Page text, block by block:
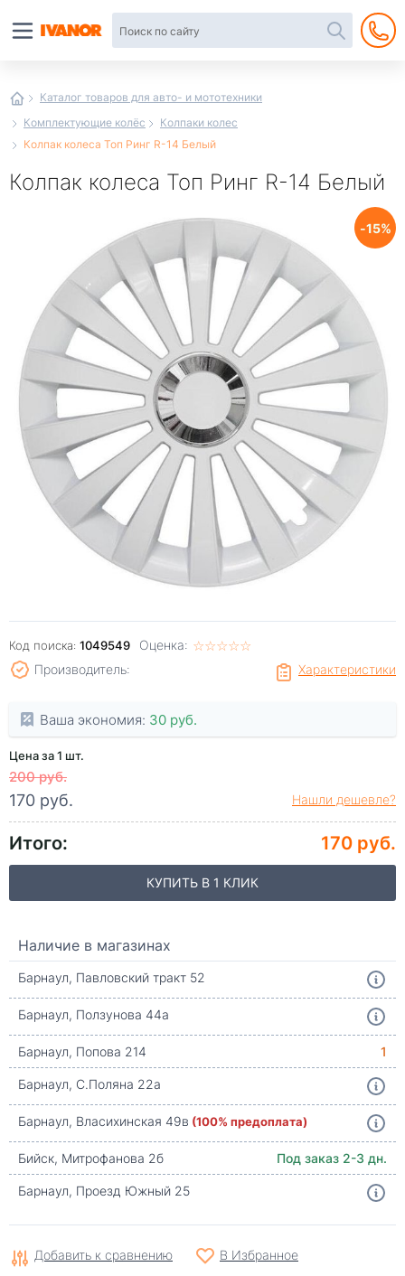
Каталог товаров для авто- и мототехники
Комплектующие колёс
Колпаки колес
Колпак колеса Топ Ринг R-14 Белый
Колпак колеса Топ Ринг R-14 Белый
15
Код поиска: 1049549 Оценка: ☆☆☆☆☆
★★★★★
Характеристики
Производитель:
Ваша экономия: 30 руб.
Цена за 1 шт.
200 руб.
170 руб. Нашли дешевле?
Итого: 170 руб.
КУПИТЬ В 1 КЛИК
Наличие в магазинах
Барнаул, Павловский тракт 52
Барнаул, Ползунова 44а
Барнаул, Попова 214
1
Барнаул, С.Поляна 22а
Барнаул, Власихинская 49в (100% предоплата)
Бийск, Митрофанова 2б
Под заказ 2-3 дн.
Барнаул, Проезд Южный 25
Добавить к сравнению В Избранное
интернет-